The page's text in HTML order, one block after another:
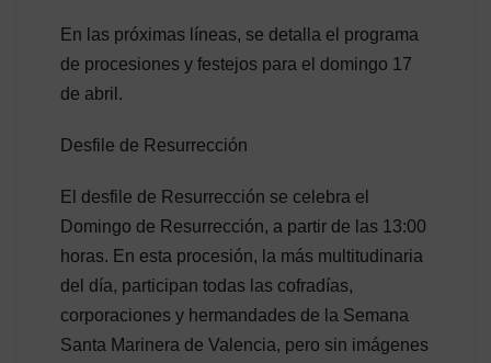
En las próximas líneas, se detalla el programa
de procesiones y festejos para el domingo 17
de abril.
Desfile de Resurrección
El desfile de Resurrección se celebra el
Domingo de Resurrección, a partir de las 13:00
horas. En esta procesión, la más multitudinaria
del día, participan todas las cofradías,
corporaciones y hermandades de la Semana
Santa Marinera de Valencia, pero sin imágenes